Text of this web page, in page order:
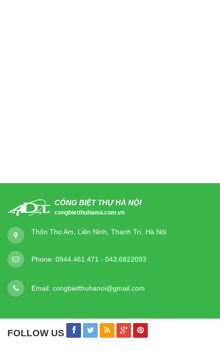
CỔNG BIỆT THỰ HÀ NỘI
congbietthuhanoi.com.vn
Thôn Thọ Am, Liên Ninh, Thanh Trì, Hà Nội
Phone: 0944.461.471 - 043.6822093
Email: congbietthuhanoi@gmail.com
FOLLOW US